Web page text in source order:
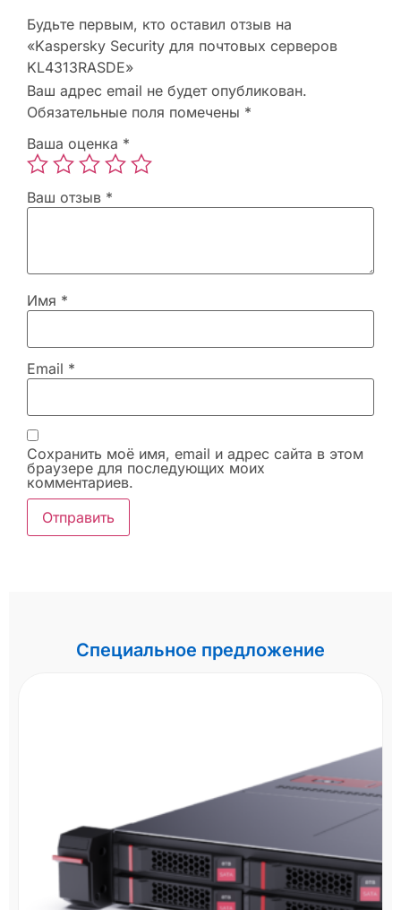
Будьте первым, кто оставил отзыв на
«Kaspersky Security для почтовых серверов
KL4313RASDE»
Ваш адрес email не будет опубликован.
Обязательные поля помечены *
Ваша оценка *
Ваш отзыв *
Имя *
Email *
Сохранить моё имя, email и адрес сайта в этом
браузере для последующих моих
комментариев.
Специальное предложение